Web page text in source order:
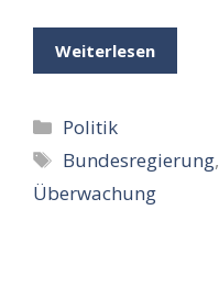
Weiterlesen
Kategorien
Politik
Schlagwörter
Bundesregierung,
Überwachung